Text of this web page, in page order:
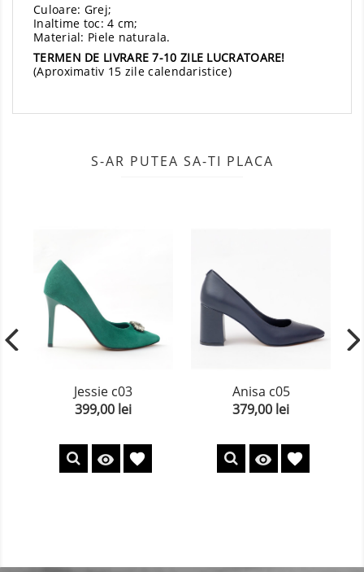
Culoare: Grej;
Inaltime toc: 4 cm;
Material: Piele naturala.
TERMEN DE LIVRARE 7-10 ZILE LUCRATOARE!
(Aproximativ 15 zile calendaristice)
S-AR PUTEA SA-TI PLACA
Jessie c03
Pret
399,00 lei
 favorite
Anisa c05
Pret
379,00 lei
 favorite